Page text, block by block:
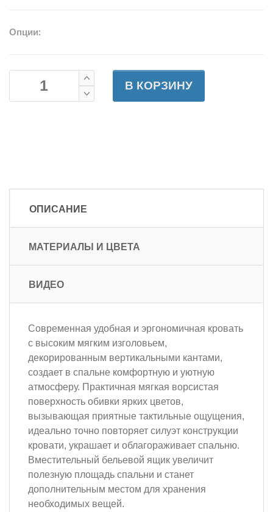
Опции:
В КОРЗИНУ
ОПИСАНИЕ
МАТЕРИАЛЫ И ЦВЕТА
ВИДЕО
Современная удобная и эргономичная кровать
с высоким мягким изголовьем,
декорированным вертикальными кантами,
создает в спальне комфортную и уютную
атмосферу. Практичная мягкая ворсистая
поверхность обивки ярких цветов,
вызывающая приятные тактильные ощущения,
идеально точно повторяет силуэт конструкции
кровати, украшает и облагораживает спальню.
Вместительный бельевой ящик увеличит
полезную площадь спальни и станет
дополнительным местом для хранения
необходимых вещей.